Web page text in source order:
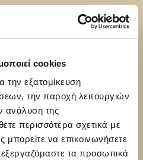
cookies
την εξατομίκευση
την παροχή λειτουργιών
ανάλυση της
περισσότερα σχετικά με
μπορείτε να επικοινωνήσετε
τα προσωπικά